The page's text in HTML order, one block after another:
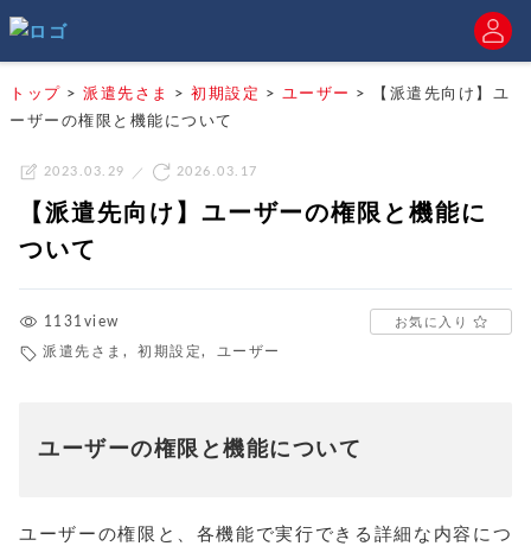
トップ > 派遣先さま > 初期設定 > ユーザー >
【派遣先向け】ユ
ーザーの権限と機能について
2023.03.29 2026.03.17
【派遣先向け】ユーザーの権限と機能に
ついて
1131view
派遣先さま , 初期設定, ユーザー
お気に入り
ユーザーの権限と機能について
ユーザーの権限と、各機能で実行できる詳細な内容につ